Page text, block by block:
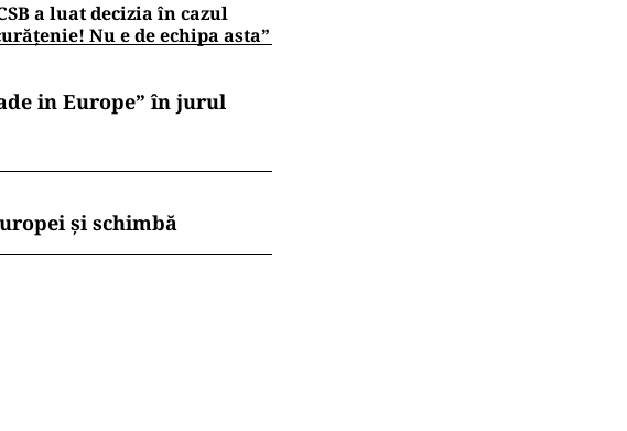
a luat decizia în cazul
Nu e de echipa asta”
in Europe” în jurul
și schimbă